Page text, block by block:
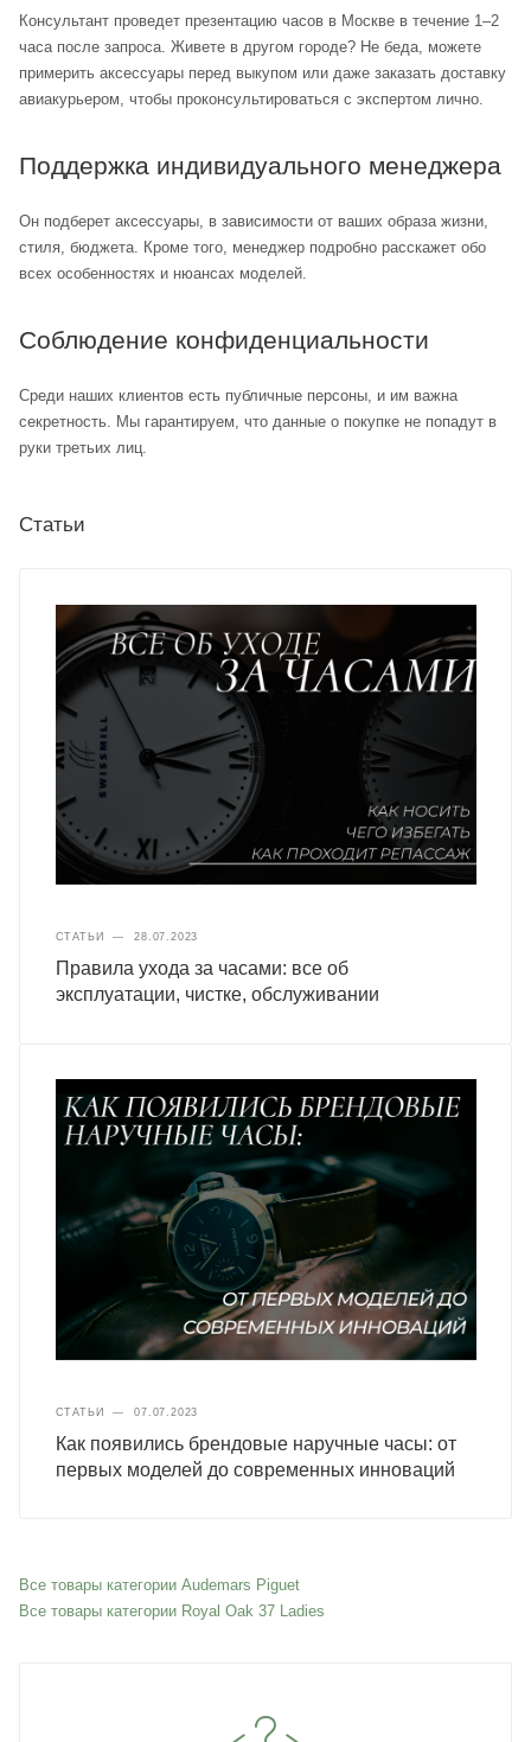
Консультант проведет презентацию часов в Москве в течение 1–2
часа после запроса. Живете в другом городе? Не беда, можете
примерить аксессуары перед выкупом или даже заказать доставку
авиакурьером, чтобы проконсультироваться с экспертом лично.
Поддержка индивидуального менеджера
Он подберет аксессуары, в зависимости от ваших образа жизни,
стиля, бюджета. Кроме того, менеджер подробно расскажет обо
всех особенностях и нюансах моделей.
Соблюдение конфиденциальности
Среди наших клиентов есть публичные персоны, и им важна
секретность. Мы гарантируем, что данные о покупке не попадут в
руки третьих лиц.
Статьи
СТАТЬИ — 28.07.2023
Правила ухода за часами: все об
эксплуатации, чистке, обслуживании
СТАТЬИ — 07.07.2023
Как появились брендовые наручные часы: от
первых моделей до современных инноваций
Все товары категории Audemars Piguet
Все товары категории Royal Oak 37 Ladies